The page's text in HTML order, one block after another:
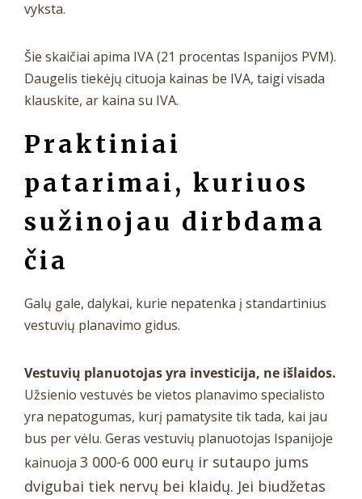
vyksta.
Šie skaičiai apima IVA (21 procentas Ispanijos PVM).
Daugelis tiekėjų cituoja kainas be IVA, taigi visada
klauskite, ar kaina su IVA.
Praktiniai
patarimai, kuriuos
sužinojau dirbdama
čia
Galų gale, dalykai, kurie nepatenka į standartinius
vestuvių planavimo gidus.
Vestuvių planuotojas yra investicija, ne išlaidos.
Užsienio vestuvės be vietos planavimo specialisto
yra nepatogumas, kurį pamatysite tik tada, kai jau
bus per vėlu. Geras vestuvių planuotojas Ispanijoje
kainuoja 3 000-6 000 eurų ir sutaupo jums
dvigubai tiek nervų bei klaidų. Jei biudžetas